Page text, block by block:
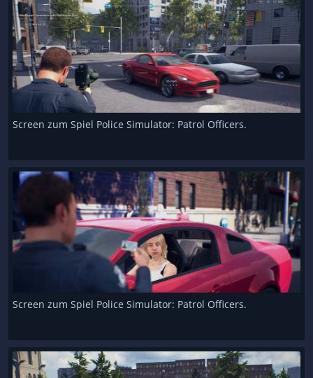
Screen zum Spiel Police Simulator: Patrol Officers.
Screen zum Spiel Police Simulator: Patrol Officers.